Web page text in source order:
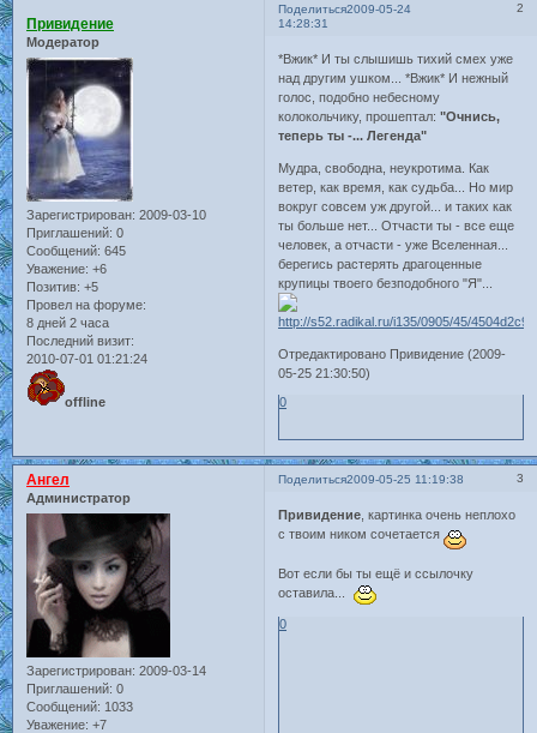
Поделиться 2
2009-05-24
14:28:31
Привидение
Модератор
Зарегистрирован: 2009-03-10
Приглашений: 0
Сообщений: 645
Уважение: +6
Позитив: +5
Провел на форуме:
8 дней 2 часа
Последний визит:
2010-07-01 01:21:24
offline
*Вжик* И ты слышишь тихий смех уже
над другим ушком... *Вжик* И нежный
голос, подобно небесному
колокольчику, прошептал:"Очнись,
теперь ты -... Легенда"
Мудра, свободна, неукротима. Как
ветер, как время, как судьба... Но мир
вокруг совсем уж другой... и таких как
ты больше нет... Отчасти ты - все еще
человек, а отчасти - уже Вселенная...
берегись растерять драгоценные
крупицы твоего безподобного "Я"...
Отредактировано Привидение (2009-
05-25 21:30:50)
0
Поделиться 3
2009-05-25 11:19:38
Ангел
Администратор
Зарегистрирован: 2009-03-14
Приглашений: 0
Сообщений: 1033
Уважение: +7
Привидение , картинка очень неплохо
с твоим ником сочетается
Вот если бы ты ещё и ссылочку
оставила...
0